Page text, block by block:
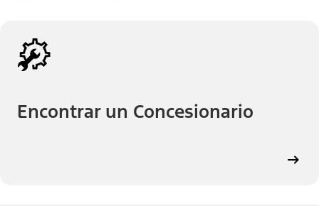
Encontrar un Concesionario